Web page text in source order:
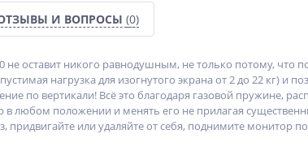
И ВОПРОСЫ (0)
оставит никого равнодушным, не только потому, что
нагрузка для изогнутого экрана от 2 до 22 кг) и
по вертикали! Всё это благодаря газовой пружине,
в любом положении и менять его не прилагая
придвигайте или удаляйте от себя, поднимите